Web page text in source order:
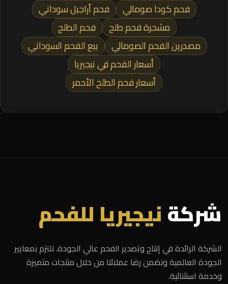
فحم كودا صومالي
فحم أراجيل سوداني
مشحرة فحم طلح
فحم الطلح
مصدرين الفحم الصومالي
بيع الفحم السوداني
أسعار الفحم في نيجيريا
أسعار فحم الطلح الأحمر
شركةنيجيريا للفحم
الشركة الرائدة في إنتاج وتصدير الفحم عالي الجودة. نلتزم بمعايير
الجودة العالمية ونضمن رضا عملائنا من خلال منتجات متميزة
وخدمة استثنائية.